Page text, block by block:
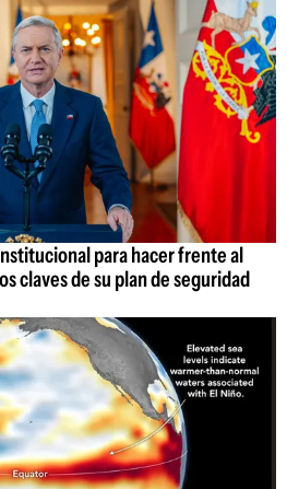
para hacer frente al
claves de su plan de seguridad